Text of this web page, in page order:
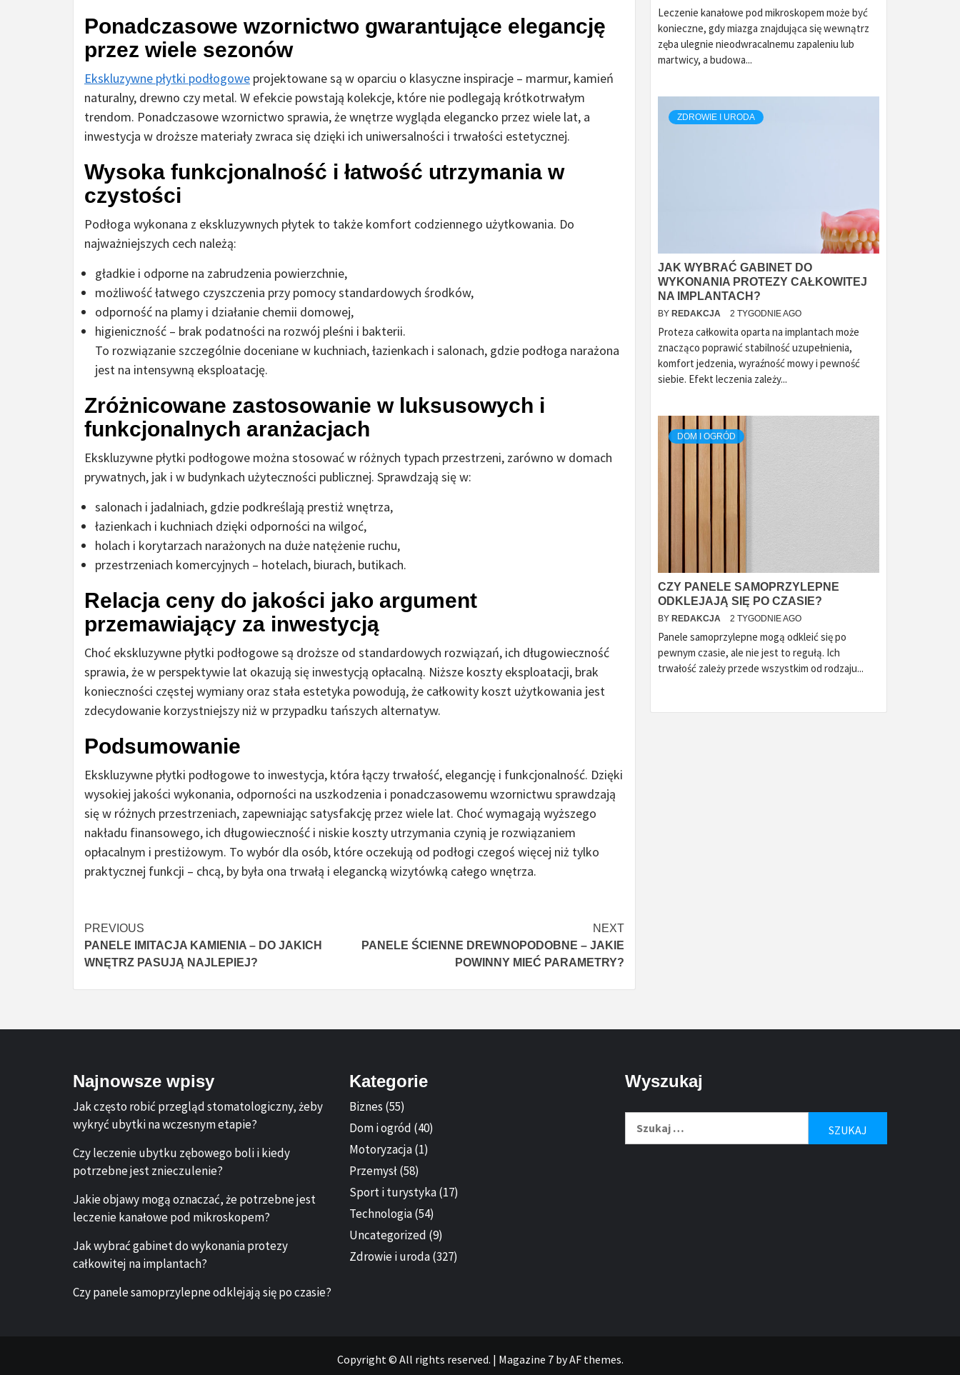
Ponadczasowe wzornictwo gwarantujące elegancję
przez wiele sezonów
Ekskluzywne płytki podłogowe projektowane są w oparciu o klasyczne inspiracje – marmur, kamień
naturalny, drewno czy metal. W efekcie powstają kolekcje, które nie podlegają krótkotrwałym
trendom. Ponadczasowe wzornictwo sprawia, że wnętrze wygląda elegancko przez wiele lat, a
inwestycja w droższe materiały zwraca się dzięki ich uniwersalności i trwałości estetycznej.
Wysoka funkcjonalność i łatwość utrzymania w
czystości
Podłoga wykonana z ekskluzywnych płytek to także komfort codziennego użytkowania. Do
najważniejszych cech należą:
gładkie i odporne na zabrudzenia powierzchnie,
możliwość łatwego czyszczenia przy pomocy standardowych środków,
odporność na plamy i działanie chemii domowej,
higieniczność – brak podatności na rozwój pleśni i bakterii.
To rozwiązanie szczególnie doceniane w kuchniach, łazienkach i salonach, gdzie podłoga narażona
jest na intensywną eksploatację.
Zróżnicowane zastosowanie w luksusowych i
funkcjonalnych aranżacjach
Ekskluzywne płytki podłogowe można stosować w różnych typach przestrzeni, zarówno w domach
prywatnych, jak i w budynkach użyteczności publicznej. Sprawdzają się w:
salonach i jadalniach, gdzie podkreślają prestiż wnętrza,
łazienkach i kuchniach dzięki odporności na wilgoć,
holach i korytarzach narażonych na duże natężenie ruchu,
przestrzeniach komercyjnych – hotelach, biurach, butikach.
Relacja ceny do jakości jako argument
przemawiający za inwestycją
Choć ekskluzywne płytki podłogowe są droższe od standardowych rozwiązań, ich długowieczność
sprawia, że w perspektywie lat okazują się inwestycją opłacalną. Niższe koszty eksploatacji, brak
konieczności częstej wymiany oraz stała estetyka powodują, że całkowity koszt użytkowania jest
zdecydowanie korzystniejszy niż w przypadku tańszych alternatyw.
Podsumowanie
Ekskluzywne płytki podłogowe to inwestycja, która łączy trwałość, elegancję i funkcjonalność. Dzięki
wysokiej jakości wykonania, odporności na uszkodzenia i ponadczasowemu wzornictwu sprawdzają
się w różnych przestrzeniach, zapewniając satysfakcję przez wiele lat. Choć wymagają wyższego
nakładu finansowego, ich długowieczność i niskie koszty utrzymania czynią je rozwiązaniem
opłacalnym i prestiżowym. To wybór dla osób, które oczekują od podłogi czegoś więcej niż tylko
praktycznej funkcji – chcą, by była ona trwałą i elegancką wizytówką całego wnętrza.
Continue
Reading
PREVIOUS
PANELE IMITACJA KAMIENIA – DO JAKICH
WNĘTRZ PASUJĄ NAJLEPIEJ?
NEXT
PANELE ŚCIENNE DREWNOPODOBNE – JAKIE
POWINNY MIEĆ PARAMETRY?
Leczenie kanałowe pod mikroskopem może być
konieczne, gdy miazga znajdująca się wewnątrz
zęba ulegnie nieodwracalnemu zapaleniu lub
martwicy, a budowa...
ZDROWIE I URODA
JAK WYBRAĆ GABINET DO
WYKONANIA PROTEZY CAŁKOWITEJ
NA IMPLANTACH?
BY REDAKCJA 2 TYGODNIE AGO
Proteza całkowita oparta na implantach może
znacząco poprawić stabilność uzupełnienia,
komfort jedzenia, wyraźność mowy i pewność
siebie. Efekt leczenia zależy...
DOM I OGRÓD
CZY PANELE SAMOPRZYLEPNE
ODKLEJAJĄ SIĘ PO CZASIE?
BY REDAKCJA 2 TYGODNIE AGO
Panele samoprzylepne mogą odkleić się po
pewnym czasie, ale nie jest to regułą. Ich
trwałość zależy przede wszystkim od rodzaju...
Najnowsze wpisy
Jak często robić przegląd stomatologiczny, żeby
wykryć ubytki na wczesnym etapie?
Czy leczenie ubytku zębowego boli i kiedy
potrzebne jest znieczulenie?
Jakie objawy mogą oznaczać, że potrzebne jest
leczenie kanałowe pod mikroskopem?
Jak wybrać gabinet do wykonania protezy
całkowitej na implantach?
Czy panele samoprzylepne odklejają się po czasie?
Kategorie
Biznes (55)
Dom i ogród (40)
Motoryzacja(1)
Przemysł(58)
Sport i turystyka(17)
Technologia(54)
Uncategorized (9)
Zdrowie i uroda(327)
Wyszukaj
Copyright © All rights reserved. | Magazine 7by AF themes.